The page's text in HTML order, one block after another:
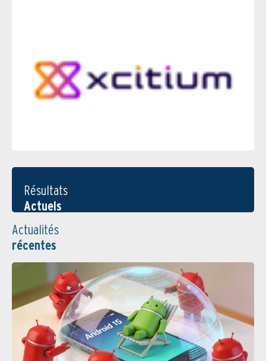
Résultats
Actuels
Actualités
récentes